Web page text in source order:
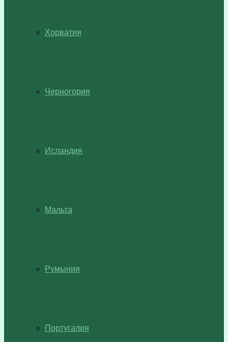
Хорватия
Черногория
Исландия
Мальта
Румыния
Португалия